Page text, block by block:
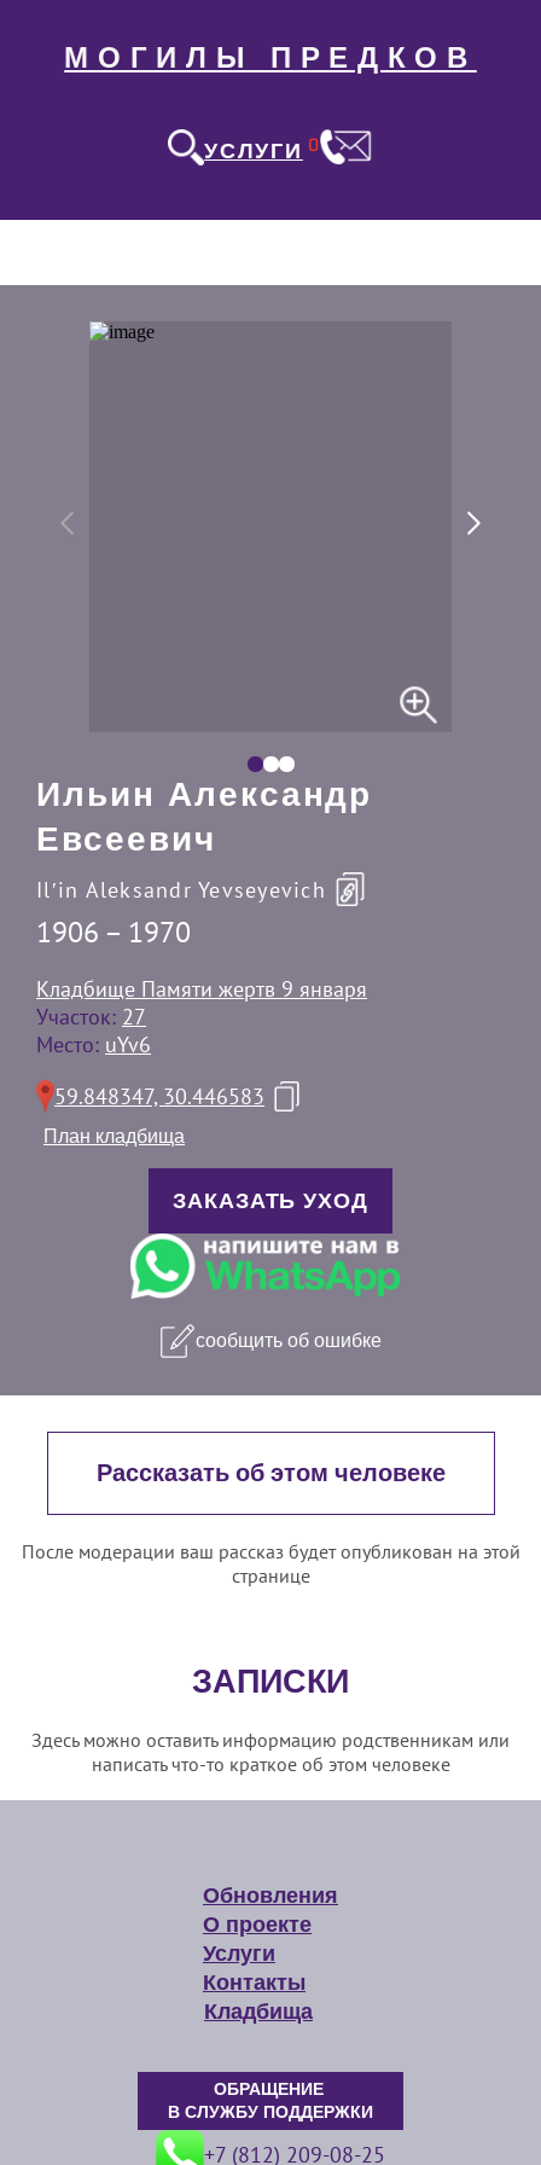
МОГИЛЫ ПРЕДКОВ
УСЛУГИ 0
Ильин Александр
Евсеевич
Ilʹin Aleksandr Yevseyevich
1906 – 1970
Кладбище Памяти жертв 9 января
Участок: 27
Место: uYv6
59.848347, 30.446583
План кладбища
ЗАКАЗАТЬ УХОД
сообщить об ошибке
Рассказать об этом человеке
После модерации ваш рассказ будет опубликован на этой
странице
ЗАПИСКИ
Здесь можно оставить информацию родственникам или
написать что-то краткое об этом человеке
Обновления
О проекте
Услуги
Контакты
Кладбища
ОБРАЩЕНИЕ
В СЛУЖБУ ПОДДЕРЖКИ
+7 (812) 209-08-25